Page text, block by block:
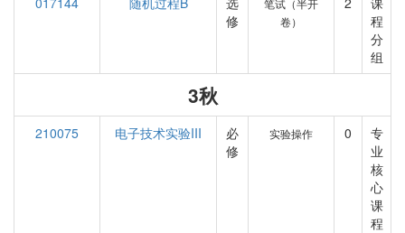
修
笔试（半开
卷）
程
分
组
3秋
210075 电子技术实验III
必
修
实验操作 0
专
业
核
心
课
程